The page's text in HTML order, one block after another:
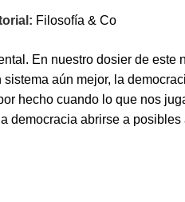
Filosofía & Co
En nuestro dosier de
aún mejor, la
hecho cuando lo que nos
democracia abrirse a